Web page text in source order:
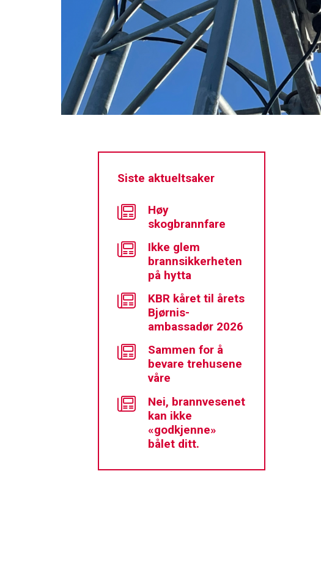
Siste aktueltsaker
Høy
skogbrannfare
Ikke glem
brannsikkerheten
på hytta
KBR kåret til årets
Bjørnis-
ambassadør 2026
Sammen for å
bevare trehusene
våre
Nei, brannvesenet
kan ikke
«godkjenne»
bålet ditt.